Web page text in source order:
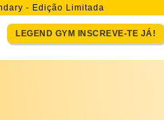
- Edição Limitada
LEGEND GYM INSCREVE-TE JÁ!